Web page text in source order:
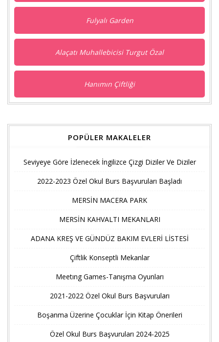
Fulyalı Garden
Alaçatı Muhallebicisi Turgut Özal
Hanımın Çiftliği
POPÜLER MAKALELER
Seviyeye Göre İzlenecek İngilizce Çizgi Diziler Ve Diziler
2022-2023 Özel Okul Burs Başvuruları Başladı
MERSİN MACERA PARK
MERSİN KAHVALTI MEKANLARI
ADANA KREŞ VE GÜNDÜZ BAKIM EVLERİ LİSTESİ
Çiftlik Konseptli Mekanlar
Meetıng Games-Tanışma Oyunları
2021-2022 Özel Okul Burs Başvuruları
Boşanma Üzerine Çocuklar İçin Kitap Önerileri
Özel Okul Burs Başvuruları 2024-2025